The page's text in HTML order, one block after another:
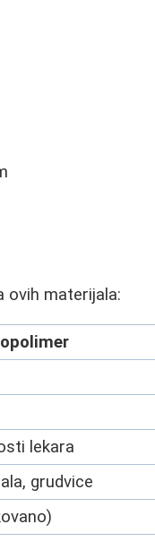
ovih materijala:
lekara
grudvice